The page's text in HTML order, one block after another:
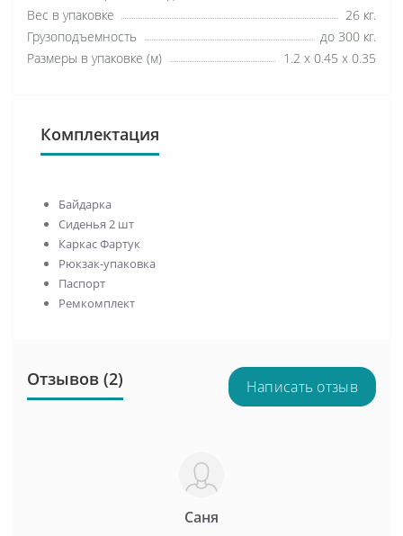
Вес в упаковке
26 кг.
Грузоподъемность
до 300 кг.
Размеры в упаковке (м)
1.2 х 0.45 х 0.35
Комплектация
Байдарка
Сиденья 2 шт
Каркас Фартук
Рюкзак-упаковка
Паспорт
Ремкомплект
Отзывов (2) Написать отзыв
Саня